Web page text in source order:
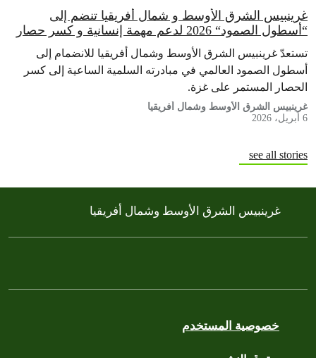
غرينبيس الشرق الأوسط و شمال أفريقيا تنضم إلى
“أسطول الصمود“ 2026 لدعم مهمة إنسانية و كسر حصار
تستعدّ غرينبيس الشرق الأوسط وشمال أفريقيا للانضمام إلى
أسطول الصمود العالمي في مبادرته السلمية الساعية إلى كسر
الحصار المستمر على غزة.
غرينبيس الشرق الأوسط وشمال أفريقيا
6 أبريل، 2026
see all stories
خصوصية المستخدم